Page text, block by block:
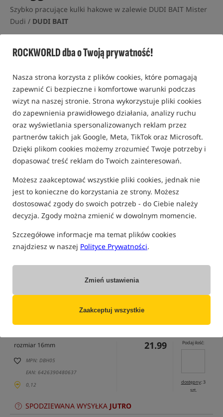
ROCKWORLD dba o Twoją prywatność!
Nasza strona korzysta z plików cookies, które pomagają
zapewnić Ci bezpieczne i komfortowe warunki podczas
wizyt na naszej stronie. Strona wykorzystuje pliki cookies
do zapewnienia prawidłowego działania, analizy ruchu
oraz wyświetlania spersonalizowanych reklam przez
partnerów takich jak Google, Meta, TikTok oraz Microsoft.
Dzięki plikom cookies możemy zrozumieć Twoje potrzeby i
dopasować treść reklam do Twoich zainteresowań.
Możesz zaakceptować wszystkie pliki cookies, jednak nie
jest to konieczne do korzystania ze strony. Możesz
dostosować zgody do swoich potrzeb - do Ciebie należy
decyzja. Zgody można zmienić w dowolnym momencie.
Szczegółowe informacje ma temat plików cookies
znajdziesz w naszej Polityce Prywatności.
Zmień ustawienia
Zaakceptuj wszystkie
Szybko pracujące kulki hakowe w zalewie DUDI BAIT Mister
Dudi / DUDI BAIT
0 opinii | ponad 10 osób kupiło ten produkt
(część opcji mogła zostać ukryta przez wybrany sposób filtrowania)
Opcja Cena PLN Ilość
rozmiar 16mm
MPN: DBH05
EAN: 6426390480637
0,12
21.99 Podaj ilość:
dostępny: 3
szt.
SPODZIEWANA WYSYŁKA JUTRO